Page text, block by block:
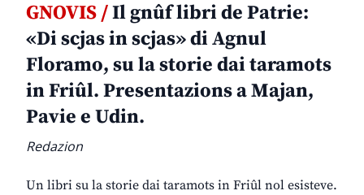
GNOVIS /Il gnûf libri de Patrie:
«Di scjas in scjas» di Agnul
Floramo, su la storie dai taramots
in Friûl. Presentazions a Majan,
Pavie e Udin.
Redazion
Un libri su la storie dai taramots in Friûl nol esisteve.